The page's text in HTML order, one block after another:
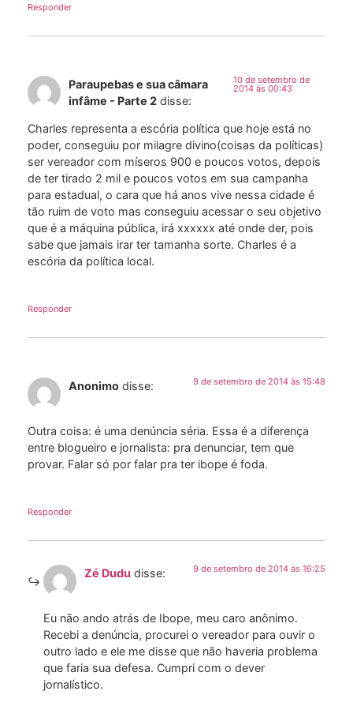
Responder
Paraupebas e sua câmara
infâme - Parte 2 disse:
10 de setembro de
2014 às 00:43
Charles representa a escória política que hoje está no
poder, conseguiu por milagre divino(coisas da políticas)
ser vereador com míseros 900 e poucos votos, depois
de ter tirado 2 mil e poucos votos em sua campanha
para estadual, o cara que há anos vive nessa cidade é
tão ruim de voto mas conseguiu acessar o seu objetivo
que é a máquina pública, irá xxxxxx até onde der, pois
sabe que jamais irar ter tamanha sorte. Charles é a
escória da política local.
Responder
Anonimo disse: 9 de setembro de 2014 às 15:48
Outra coisa: é uma denúncia séria. Essa é a diferença
entre blogueiro e jornalista: pra denunciar, tem que
provar. Falar só por falar pra ter ibope é foda.
Responder
Zé Dudu disse: 9 de setembro de 2014 às 16:25
Eu não ando atrás de Ibope, meu caro anônimo.
Recebi a denúncia, procurei o vereador para ouvir o
outro lado e ele me disse que não haveria problema
que faria sua defesa. Cumpri com o dever
jornalístico.